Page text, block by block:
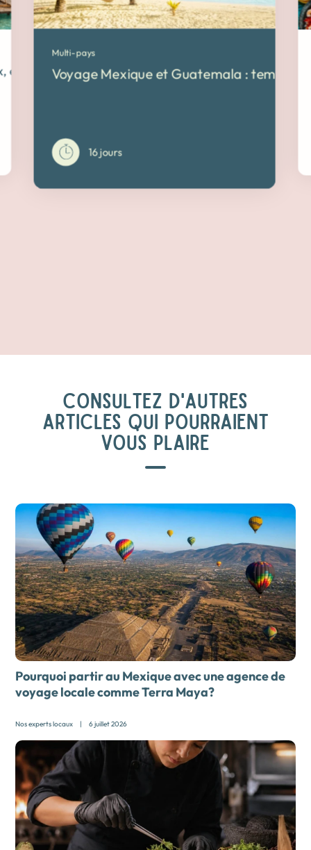
en liberté
Multi-pays
Voyage Mexique et Guatemala : temples
16 jours
CONSULTEZ D'AUTRES
ARTICLES QUI POURRAIENT
VOUS PLAIRE
Pourquoi partir au Mexique avec uneagence de
voyage locale comme Terra Maya?
Nos experts locaux | 6 juillet 2026